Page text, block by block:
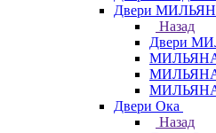
Двери
Назад
Двери
МИЛЬЯНА
МИЛЬЯНА
Двери Ока
Назад